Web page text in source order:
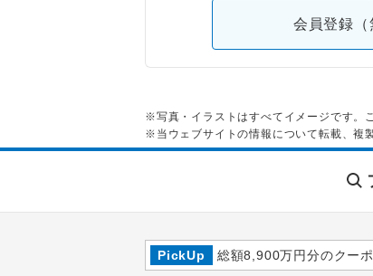
会員登録（
※写真・イラストはすべてイメージです。
※当ウェブサイトの情報について転載、複
PickUp 総額8,900万円分のクー